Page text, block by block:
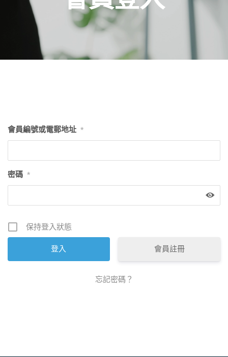
會員編號或電郵地址 *
密碼 *
保持登入狀態
會員註冊
忘記密碼？